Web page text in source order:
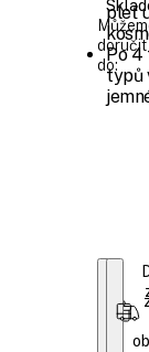
doručit
do:
pleť
Po 4
typů